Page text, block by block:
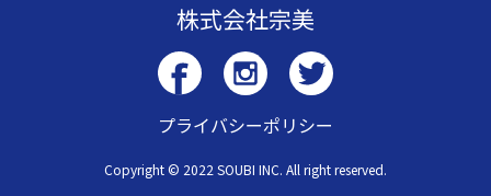
株式会社宗美
プライバシーポリシー
Copyright © 2022 SOUBI INC. All right reserved.